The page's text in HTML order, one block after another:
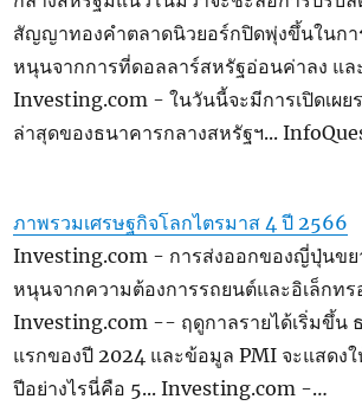
สัญญาทองคำตลาดนิวยอร์กปิดพุ่งขึ้นในกา
หนุนจากการที่ดอลลาร์สหรัฐอ่อนค่าลง แ
Investing.com - ในวันนี้จะมีการเปิดเผย
ล่าสุดของธนาคารกลางสหรัฐฯ...
ภาพรวมเศรษฐกิจโลกไตรมาส 4 ปี 2566
Investing.com - การส่งออกของญี่ปุ่นขย
หนุนจากความต้องการรถยนต์และอิเล็กท
Investing.com -- ฤดูกาลรายได้เริ่มขึ้น
แรกของปี 2024 และข้อมูล PMI จะแสดง
ปีอย่างไรนี่คือ 5... Investing.com -…